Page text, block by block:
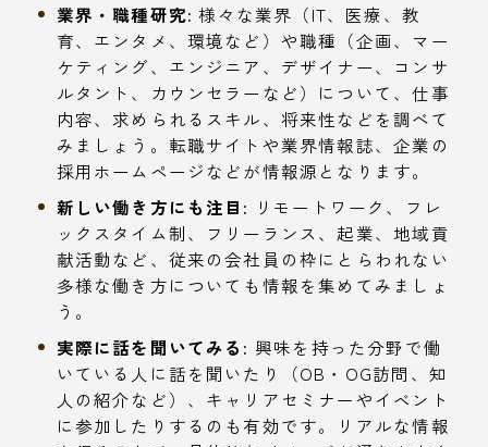
業界・職種研究: 様々な業界（IT、医療、教
育、エンタメ、環境など）や職種（企画、マー
ケティング、エンジニア、デザイナー、コンサ
ルタント、カウンセラーなど）について、仕事
内容、求められるスキル、将来性などを調べて
みましょう。転職サイトや業界情報誌、企業の
採用ホームページなどが情報源となります。
新しい働き方にも注目: リモートワーク、フレ
ックスタイム制、フリーランス、起業、地域貢
献活動など、従来の会社員の枠にとらわれない
多様な働き方についても情報を集めてみましょ
う。
実際に話を聞いてみる: 興味を持った分野で働
いている人に話を聞いたり（OB・OG訪問、知
人の紹介など）、キャリアセミナーやイベント
に参加したりするのも有効です。リアルな情報